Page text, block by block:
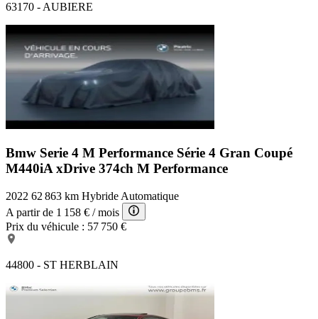
63170 - AUBIERE
Bmw Serie 4 M Performance Série 4 Gran Coupé
M440iA xDrive 374ch M Performance
2022 62 863 km Hybride Automatique
A partir de 1 158 € / mois
Prix du véhicule : 57 750 €
44800 - ST HERBLAIN